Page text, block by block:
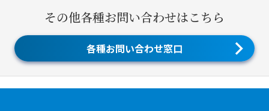
その他各種お問い合わせはこちら
各種お問い合わせ窓口